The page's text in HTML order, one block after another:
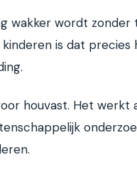
wakker wordt
is dat
houvast. Het werkt